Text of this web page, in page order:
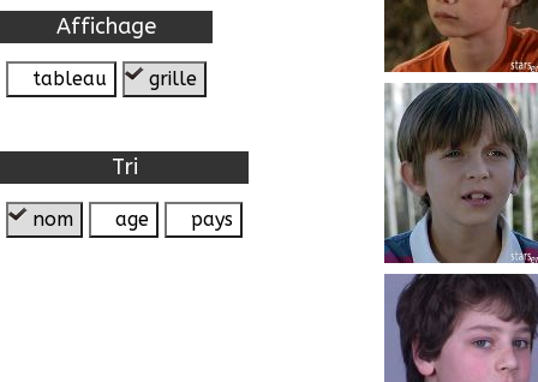
Affichage
tableau grille
Tri
nom age pays